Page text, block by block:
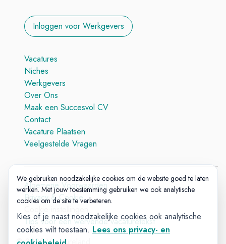
Inloggen voor Werkgevers
Vacatures
Niches
Werkgevers
Over Ons
Maak een Succesvol CV
Contact
Vacature Plaatsen
Veelgestelde Vragen
Algemene Voorwaarden
Privacy & Cookie
Tips voor een wervende vacaturetekst
We gebruiken noodzakelijke cookies om de website goed te laten
werken. Met jouw toestemming gebruiken we ook analytische
cookies om de site te verbeteren.
Kies of je naast noodzakelijke cookies ook analytische
cookies wilt toestaan. Lees ons privacy- en